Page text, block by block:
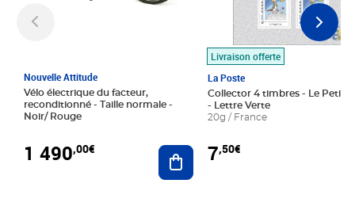
Nouvelle Attitude
Vélo électrique du facteur,
reconditionné - Taille normale -
Noir/ Rouge
1 490,00€ Ajouter au panier
Livraison offerte
La Poste
Collector 4 timbres - Le Petit
- Lettre Verte
20g / France
7,50€